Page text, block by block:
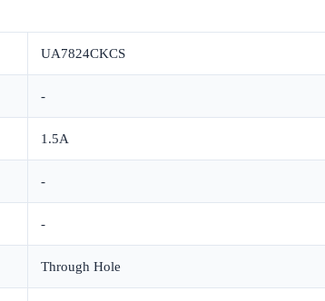
UA7824CKCS
-
1.5A
-
-
Through Hole